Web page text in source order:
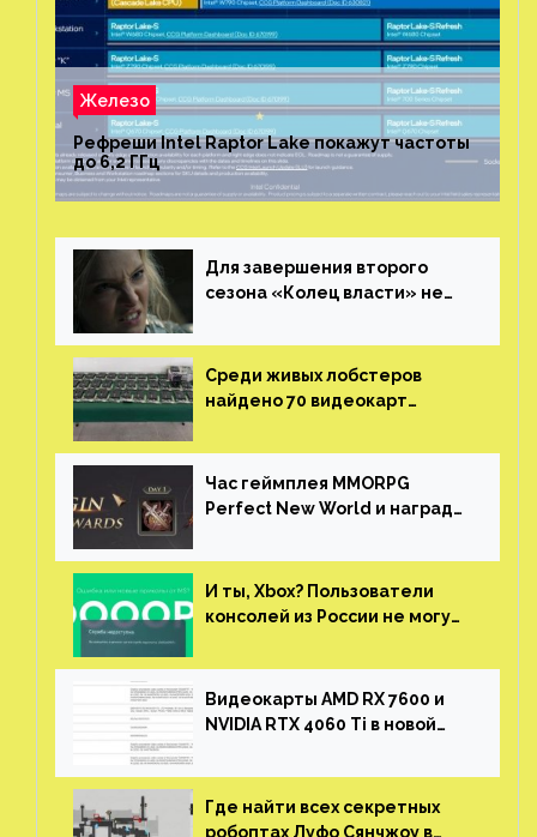
Железо
Рефреши Intel Raptor Lake покажут частоты
до 6,2 ГГц
Для завершения второго
сезона «Колец власти» не
Среди живых лобстеров
найдено 70 видеокарт
китайской таможни
Час геймплея MMORPG
Perfect New World и награды
И ты, Xbox? Пользователи
консолей из России не могут
Видеокарты AMD RX 7600 и
NVIDIA RTX 4060 Ti в новой
Где найти всех секретных
робоптах Луфо Сянчжоу в